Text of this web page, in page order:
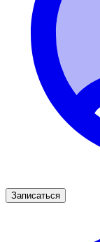
Записаться